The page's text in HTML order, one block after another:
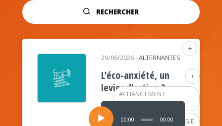
RECHERCHER
+
+
#CHANGEMENT
CLIMATIQUE
#PSYCHOLOGIE
29/06/2026-ALTERNANTES
L’éco-anxiété, un
levier d’action ?
Lecteur
audio
00:00 00:00